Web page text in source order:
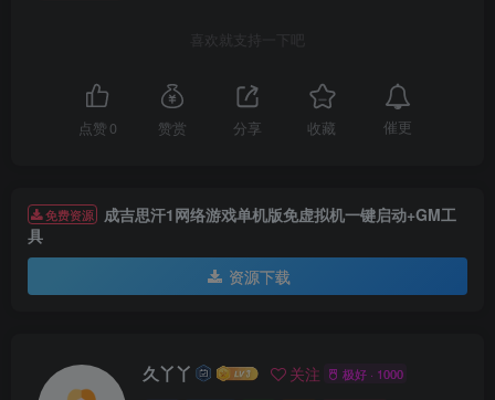
喜欢就支持一下吧
点赞 0 赞赏 分享 收藏 催更
免费资源
成吉思汗1网络游戏单机版免虚拟机一键启动+GM工
具
资源下载
久丫丫 关注 极好 · 1000